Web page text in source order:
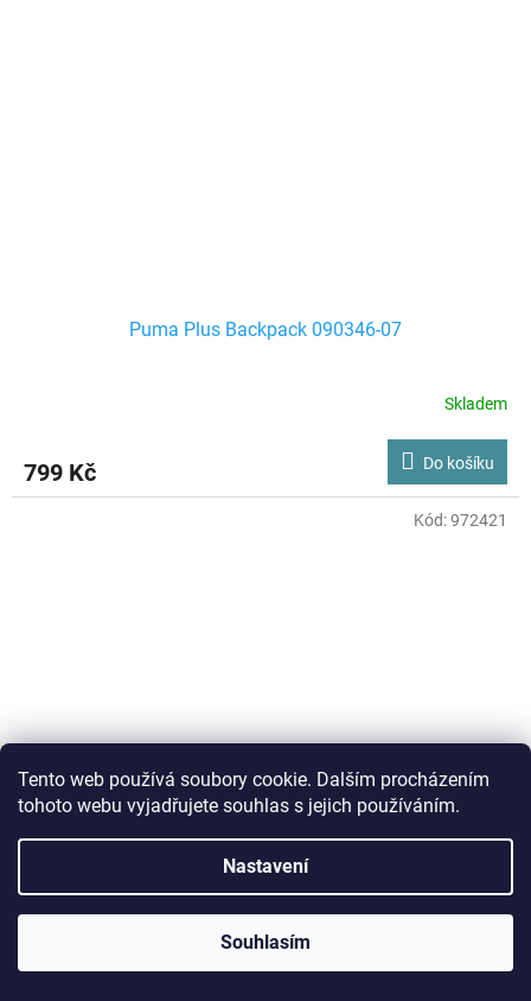
Tento web používá soubory cookie. Dalším procházením
tohoto webu vyjadřujete souhlas s jejich používáním.
Nastavení
Souhlasím
Puma Plus Backpack 090346-07
Skladem
799 Kč Do košíku
adidas CL TIRO G BP II Ke3776
Skladem
Kód:972421